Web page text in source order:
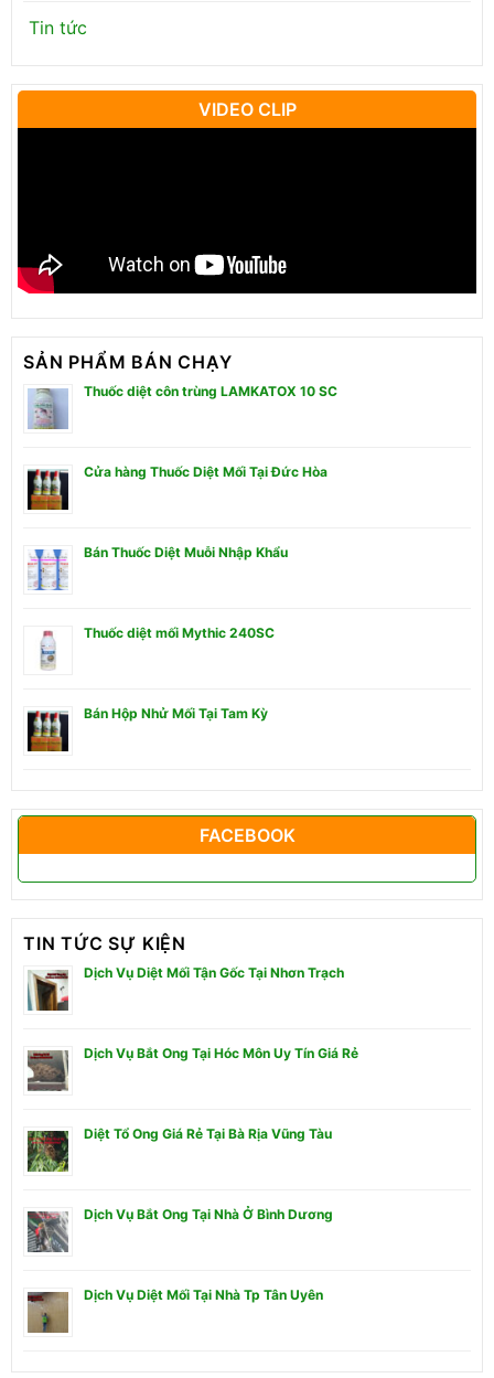
Tin tức
VIDEO CLIP
SẢN PHẨM BÁN CHẠY
Thuốc diệt côn trùng LAMKATOX 10 SC
Cửa hàng Thuốc Diệt Mối Tại Đức Hòa
Bán Thuốc Diệt Muỗi Nhập Khẩu
Thuốc diệt mối Mythic 240SC
Bán Hộp Nhử Mối Tại Tam Kỳ
FACEBOOK
TIN TỨC SỰ KIỆN
Dịch Vụ Diệt Mối Tận Gốc Tại Nhơn Trạch
Dịch Vụ Bắt Ong Tại Hóc Môn Uy Tín Giá Rẻ
Diệt Tổ Ong Giá Rẻ Tại Bà Rịa Vũng Tàu
Dịch Vụ Bắt Ong Tại Nhà Ở Bình Dương
Dịch Vụ Diệt Mối Tại Nhà Tp Tân Uyên